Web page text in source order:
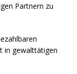
Partnern zu
in gewalttätigen